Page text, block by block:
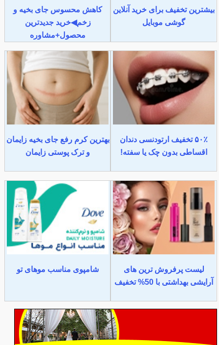
بیشترین تخفیف برای خرید آنلاین
گوشی موبایل
کاهش محسوس جای بخیه و
زخم◀خرید جدیدترین
محصول+مشاوره
۵۰٪ تخفیف ارتودنسی دندان
اقساطی بدون چک یا سفته!
بهترین کرم رفع جای بخیه زایمان
و ترک پوستی زایمان
لیست پرفروش ترین های
آرایشی بهداشتی با 50% تخفیف
شامپوی مناسب موهای تو